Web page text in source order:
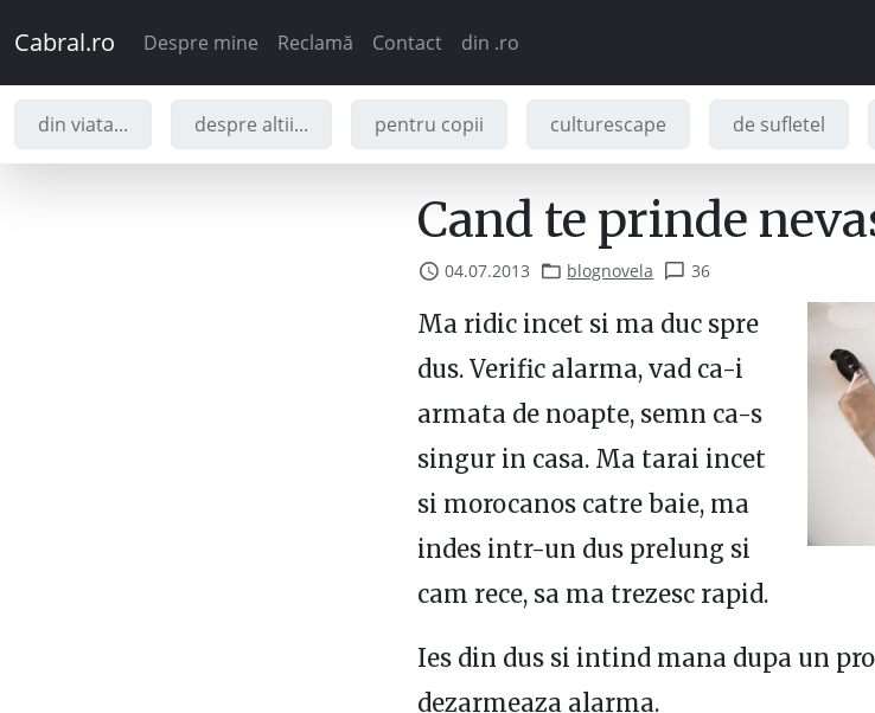
Cabral.ro Despre mine Reclamă Contact din .ro
din viata... despre altii... pentru copii culturescape de sufletel
Cand te prinde
04.07.2013 blognovela 36
Ma ridic incet si ma duc spre
dus. Verific alarma, vad ca-i
armata de noapte, semn ca-s
singur in casa. Ma tarai incet
si morocanos catre baie, ma
indes intr-un dus prelung si
cam rece, sa ma trezesc rapid.
Ies din dus si intind mana dupa un
dezarmeaza alarma.